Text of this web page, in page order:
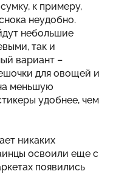
к примеру,
неудобно.
небольшие
так и
вариант –
для овощей и
меньшую
удобнее, чем
никаких
освоили еще с
появились